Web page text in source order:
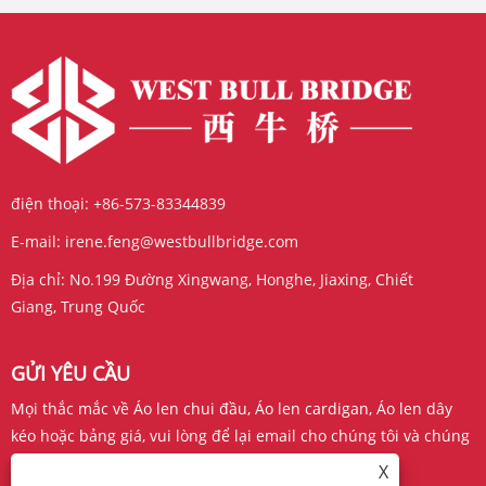
điện thoại: +86-573-83344839
E-mail: irene.feng@westbullbridge.com
Địa chỉ: No.199 Đường Xingwang, Honghe, Jiaxing, Chiết
Giang, Trung Quốc
GỬI YÊU CẦU
Mọi thắc mắc về Áo len chui đầu, Áo len cardigan, Áo len dây
kéo hoặc bảng giá, vui lòng để lại email cho chúng tôi và chúng
tôi sẽ liên hệ trong vòng 24 giờ.
X